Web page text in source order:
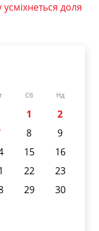
доля
Сб Нд
1
2
8
9
15
16
22
23
29
30